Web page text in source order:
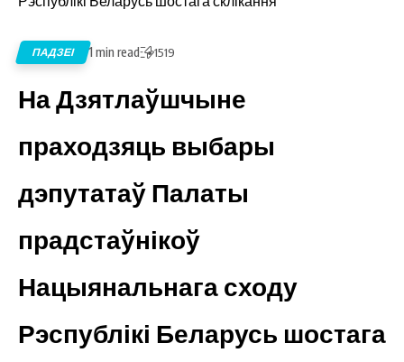
ПАДЗЕІ 1 min read 1519
На Дзятлаўшчыне
праходзяць выбары
дэпутатаў Палаты
прадстаўнікоў
Нацыянальнага сходу
Рэспублікі Беларусь шостага